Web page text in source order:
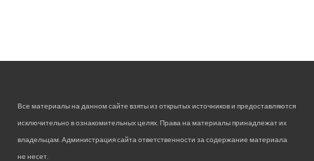
Все материалы на данном сайте взяты из открытых источников и предоставляются
исключительно в ознакомительных целях. Права на материалы принадлежат их
владельцам. Администрация сайта ответственности за содержание материала
не несет.